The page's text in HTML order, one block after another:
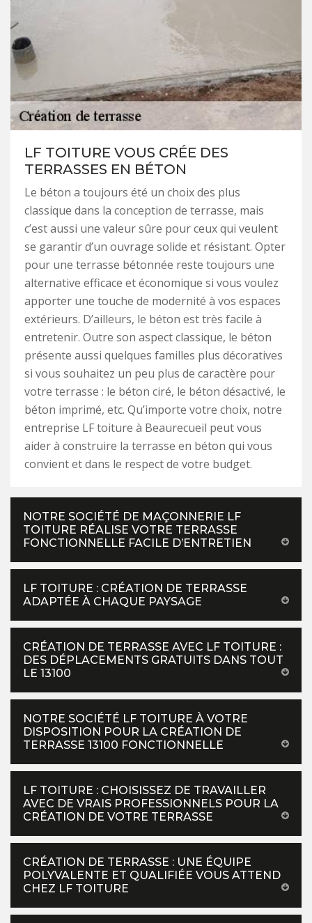
LF TOITURE VOUS CRÉE DES
TERRASSES EN BÉTON
Le béton a toujours été un choix des plus
classique dans la conception de terrasse, mais
c’est aussi une valeur sûre pour ceux qui veulent
se garantir d’un ouvrage solide et résistant. Opter
pour une terrasse bétonnée reste toujours une
alternative efficace et économique si vous voulez
apporter une touche de modernité à vos espaces
extérieurs. D’ailleurs, le béton est très facile à
entretenir. Outre son aspect classique, le béton
présente aussi quelques familles plus décoratives
si vous souhaitez un peu plus de caractère pour
votre terrasse : le béton ciré, le béton désactivé, le
béton imprimé, etc. Qu’importe votre choix, notre
entreprise LF toiture à Beaurecueil peut vous
aider à construire la terrasse en béton qui vous
convient et dans le respect de votre budget.
NOTRE SOCIÉTÉ DE MAÇONNERIE LF
TOITURE RÉALISE VOTRE TERRASSE
FONCTIONNELLE FACILE D’ENTRETIEN
LF TOITURE : CRÉATION DE TERRASSE
ADAPTÉE À CHAQUE PAYSAGE
CRÉATION DE TERRASSE AVEC LF TOITURE :
DES DÉPLACEMENTS GRATUITS DANS TOUT
LE 13100
NOTRE SOCIÉTÉ LF TOITURE À VOTRE
DISPOSITION POUR LA CRÉATION DE
TERRASSE 13100 FONCTIONNELLE
LF TOITURE : CHOISISSEZ DE TRAVAILLER
AVEC DE VRAIS PROFESSIONNELS POUR LA
CRÉATION DE VOTRE TERRASSE
CRÉATION DE TERRASSE : UNE ÉQUIPE
POLYVALENTE ET QUALIFIÉE VOUS ATTEND
CHEZ LF TOITURE